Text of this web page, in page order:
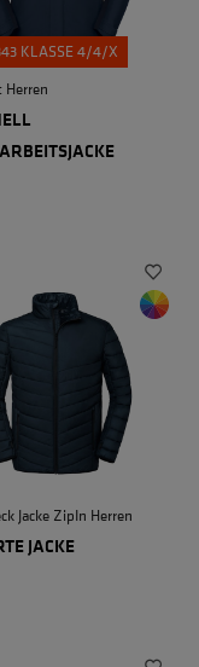
KLASSE 4/4/X
Jacke ZipIn Herren
JACKE